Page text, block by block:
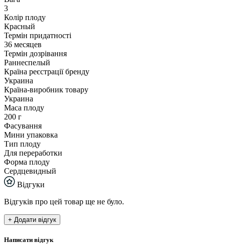
3
Колір плоду
Красный
Термін придатності
36 месяцев
Термін дозрівання
Раннеспелый
Країна реєстрації бренду
Украина
Країна-виробник товару
Украина
Маса плоду
200 г
Фасування
Мини упаковка
Тип плоду
Для переработки
Форма плоду
Сердцевидный
Відгуки
Відгуків про цей товар ще не було.
+ Додати відгук
Написати відгук